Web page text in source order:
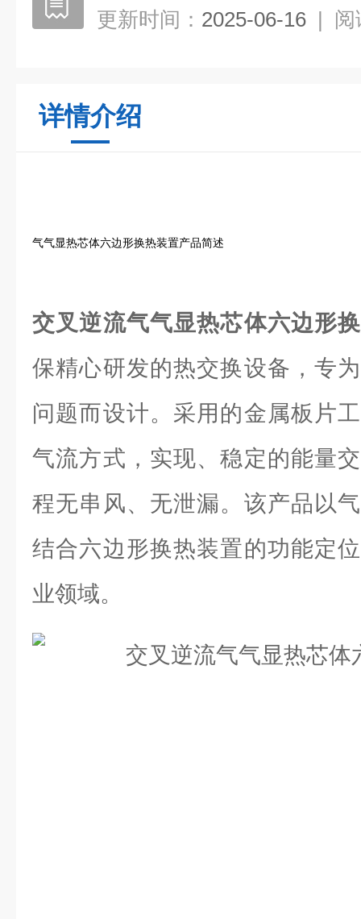
更新时间： 2025-06-16 | 阅
详情介绍
气气显热芯体六边形换热装置产品简述
交叉逆流气气显热芯体六边形
保精心研发的热交换设备，专
问题而设计。采用的金属板片
气流方式，实现、稳定的能量
程无串风、无泄漏。该产品以
结合六边形换热装置的功能定
业领域。